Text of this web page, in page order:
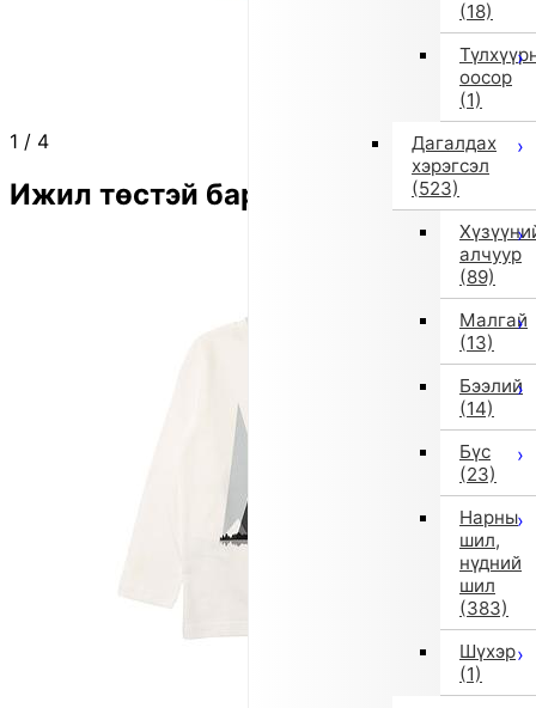
(18)
оосор
(1)
Дагалдах
хэрэгсэл
(523)
алчуур
(89)
Малгай
(13)
Бээлий
(14)
Бүс
(23)
Нарны
шил,
нүдний
шил
(383)
Шүхэр
(1)
1 / 4
Ижил төстэй бараа